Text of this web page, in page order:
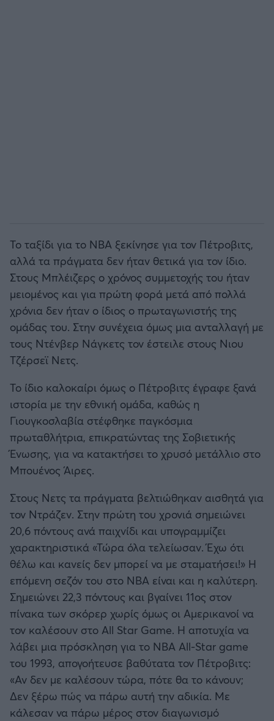
Το ταξίδι για το ΝΒΑ ξεκίνησε για τον Πέτροβιτς,
αλλά τα πράγματα δεν ήταν θετικά για τον ίδιο.
Στους Μπλέιζερς ο χρόνος συμμετοχής του ήταν
μειομένος και για πρώτη φορά μετά από πολλά
χρόνια δεν ήταν ο ίδιος ο πρωταγωνιστής της
ομάδας του. Στην συνέχεια όμως μια ανταλλαγή με
τους Ντένβερ Νάγκετς τον έστειλε στους Νιου
Τζέρσεϊ Νετς.
Το ίδιο καλοκαίρι όμως ο Πέτροβιτς έγραφε ξανά
ιστορία με την εθνική ομάδα, καθώς η
Γιουγκοσλαβία στέφθηκε παγκόσμια
πρωταθλήτρια, επικρατώντας της Σοβιετικής
Ένωσης, για να κατακτήσει το χρυσό μετάλλιο στο
Μπουένος Άιρες.
Στους Νετς τα πράγματα βελτιώθηκαν αισθητά για
τον Ντράζεν. Στην πρώτη του χρονιά σημειώνει
20,6 πόντους ανά παιχνίδι και υπογραμμίζει
χαρακτηριστικά «Τώρα όλα τελείωσαν. Έχω ότι
θέλω και κανείς δεν μπορεί να με σταματήσει!» Η
επόμενη σεζόν του στο ΝΒΑ είναι και η καλύτερη.
Σημειώνει 22,3 πόντους και βγαίνει 11ος στον
πίνακα των σκόρερ χωρίς όμως οι Αμερικανοί να
τον καλέσουν στο All Star Game. Η αποτυχία να
λάβει μια πρόσκληση για το NBA All-Star game
του 1993, απογοήτευσε βαθύτατα τον Πέτροβιτς:
«Αν δεν με καλέσουν τώρα, πότε θα το κάνουν;
Δεν ξέρω πώς να πάρω αυτή την αδικία. Με
κάλεσαν να πάρω μέρος στον διαγωνισμό